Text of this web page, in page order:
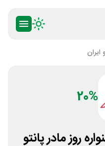
ایران
20%
جشنواره روز مادر پانتو